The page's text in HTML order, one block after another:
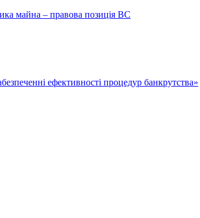
майна – правова позиція ВС
ефективності процедур банкрутства»